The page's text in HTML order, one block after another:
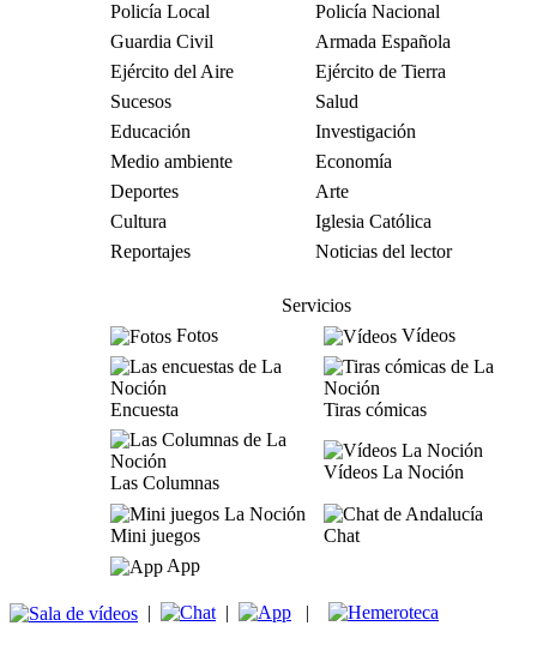
Policía Local
Policía Nacional
Guardia Civil
Armada Española
Ejército del Aire
Ejército de Tierra
Sucesos
Salud
Educación
Investigación
Medio ambiente
Economía
Deportes
Arte
Cultura
Iglesia Católica
Reportajes
Noticias del lector
Servicios
Fotos
Vídeos
Encuesta Tiras cómicas
Las Columnas
Vídeos La Noción
Mini juegos
Chat
App
| | |